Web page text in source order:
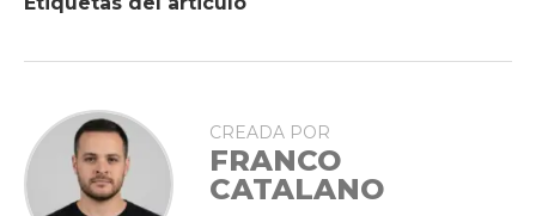
CREADA POR
FRANCO
CATALANO